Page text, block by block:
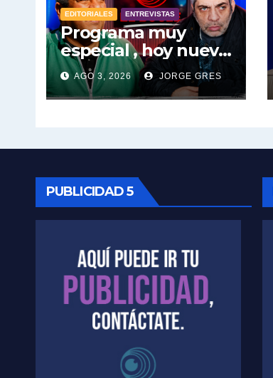
EDITORIALES ENTREVISTAS
Programa muy
especial , hoy nuevo
horario por unica
vez . Pablo Moyano
en vivo sobran las
AGO 3, 2026 JORGE GRES
PUBLICIDAD 5